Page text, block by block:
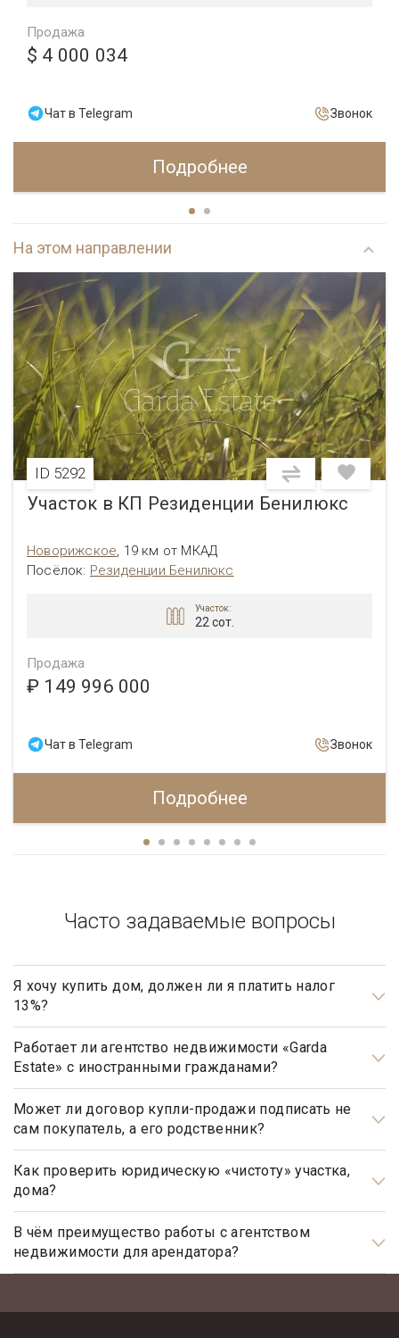
Продажа
$ 4 000 034
Чат в Telegram Звонок
Подробнее
На этом направлении
ID 5292
Участок в КП Резиденции Бенилюкс
Новорижское 19 км от МКАД
Посёлок: Резиденции Бенилюкс
Участок:
22 сот.
Продажа
₽ 149 996 000
Чат в Telegram Звонок
Подробнее
Часто задаваемые вопросы
Я хочу купить дом, должен ли я платить налог
13%?
Нет, не должны. Платить налог 13% будет только продавец,
налог рассчитывается на прибыль.
Работает ли агентство недвижимости «Garda
Estate» с иностранными гражданами?
Да, наше агентство недвижимости, работает с
иностранными гражданами не резидентами РФ.
Может ли договор купли-продажи подписать не
сам покупатель, а его родственник?
Может, но для этого необходимо иметь действующую
нотариально заверенную доверенность.
Как проверить юридическую «чистоту» участка,
дома?
Проверка юридической «чистоты» важнейшая задача при
подготовке к сделке.
В каждом отдельном случае проверка индивидуальна и
собственников жилья, зарегистрированных лиц и т.д.
В чём преимущество работы с агентством
недвижимости для арендатора?
Арендаторы элитной недвижимости почти всегда очень
подходящего им дома. Обращаясь в агентство элитной